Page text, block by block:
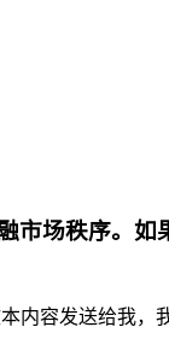
场秩序。
容发送给我，